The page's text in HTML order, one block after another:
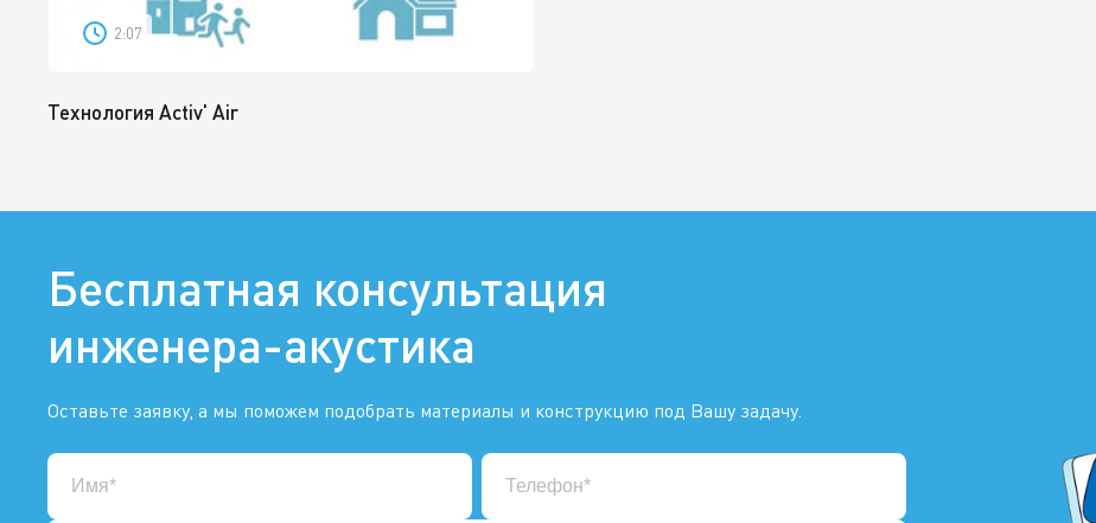
2:07
Технология Activ' Air
Бесплатная консультация
инженера-акустика
Оставьте заявку, а мы поможем подобрать материалы и конструкцию под Вашу задачу.